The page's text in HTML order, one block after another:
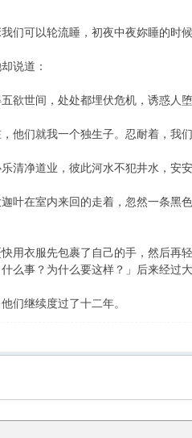
可以轮流睡，初夜中夜妳睡的时
说道：
世间，处处都埋伏危机，诱惑人堕
们就我一个独生子。忍耐着，我们
净道业，彼此河水不犯井水，安安
在室内来回的走着，忽然一条黑
衣服先包裹了自己的手，然后再
么事？为什么要这样？」后来经过
继续度过了十二年。